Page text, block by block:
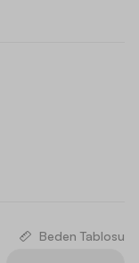
Beden Tablosu